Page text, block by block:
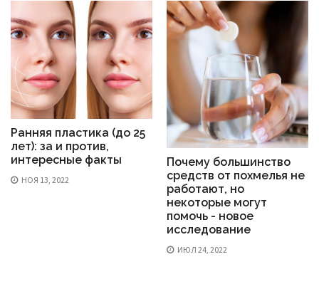
Ранняя пластика (до 25
лет): за и против,
интересные факты
НОЯ 13, 2022
Почему большинство
средств от похмелья не
работают, но
некоторые могут
помочь - новое
исследование
ИЮЛ 24, 2022